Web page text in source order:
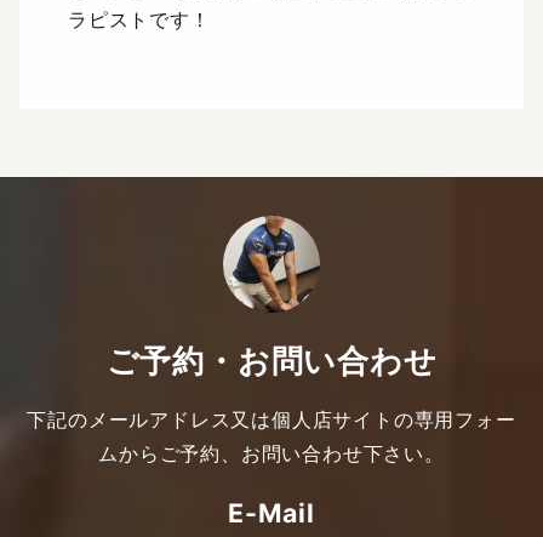
ラピストです！
ご予約・お問い合わせ
下記のメールアドレス又は個人店サイトの専用フォー
ムからご予約、お問い合わせ下さい。
E-Mail